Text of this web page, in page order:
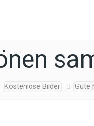
Kostenlose Bilder Gute